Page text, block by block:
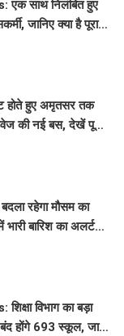
एक साथ निलंबित हुए
जानिए क्या है पूरा
होते हुए अमृतसर तक
की नई बस, देखें पूरा
रहेगा मौसम का
बारिश का अलर्ट
विभाग का बड़ा
बंद होंगे 693 स्कूल, जाने